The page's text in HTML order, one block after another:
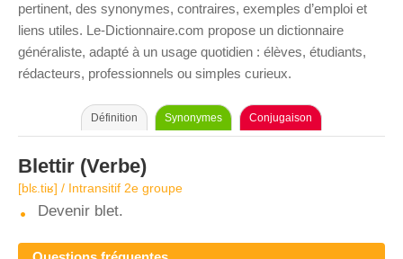
pertinent, des synonymes, contraires, exemples d’emploi et
liens utiles. Le-Dictionnaire.com propose un dictionnaire
généraliste, adapté à un usage quotidien : élèves, étudiants,
rédacteurs, professionnels ou simples curieux.
Définition Synonymes Conjugaison
Blettir (Verbe)
[blɛ.tiʁ] / Intransitif 2e groupe
Devenir blet.